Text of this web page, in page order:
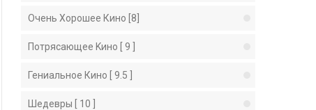
Очень Хорошее Кино [8]
Потрясающее Kино [ 9 ]
Гениальное Кино [ 9.5 ]
Шедевры [ 10 ]